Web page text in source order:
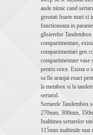
aude nimic cand
greutati foarte mari si
functioneaza in
glisierelor Tandembox
compartimentare,
compartimentari gen
compartimentare vase
pentru orice. Exista o
sa fie aranjat exact
la metabox si la
sertarul.
Sertarele Tandembox
270mm, 300mm,
Inaltimea sertarelor
115mm inaltimile mai